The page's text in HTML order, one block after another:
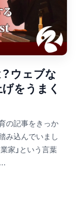
ウェブな
をうまく
の記事をきっか
み込んでいまし
家」という言葉